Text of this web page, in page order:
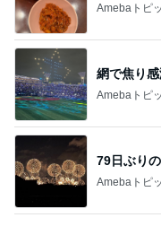
Amebaトピ
79日ぶり
Amebaトピ
投資方針に
Amebaトピ